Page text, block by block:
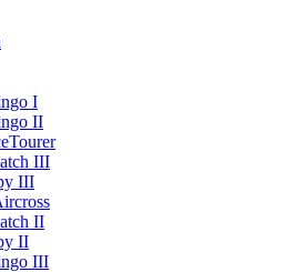
I
II
III
III
II
II
III